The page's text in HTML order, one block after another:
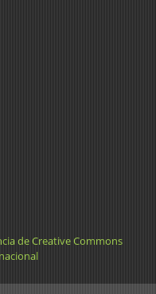
de Creative Commons